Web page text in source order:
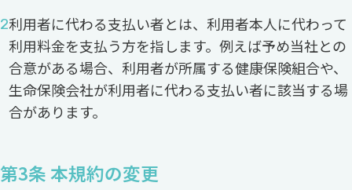
利用者に代わる支払い者とは、利用者本人に代わって
利用料金を支払う方を指します。例えば予め当社との
合意がある場合、利用者が所属する健康保険組合や、
生命保険会社が利用者に代わる支払い者に該当する場
合があります。
第3条 本規約の変更